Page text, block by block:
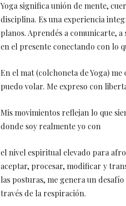
Yoga significa unión de mente,
disciplina. Es una experiencia
planos. Aprendés a comunicarte,
en el presente conectando con lo
En el mat (colchoneta de Yoga)
puedo volar. Me expreso con
Mis movimientos reflejan lo que
donde soy realmente yo con
el nivel espiritual elevado para
aceptar, procesar, modificar y
las posturas, me genera un
través de la respiración.